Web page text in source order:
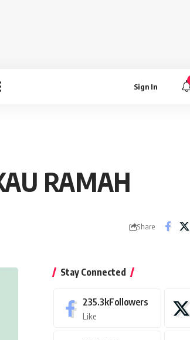
Sign In
RAMAH
Share
Stay Connected
235.3kFollowers
Like